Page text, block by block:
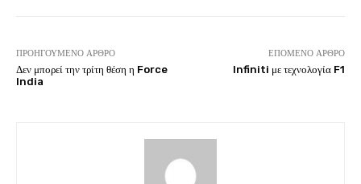
ΠΡΟΗΓΟΎΜΕΝΟ ΆΡΘΡΟ
Δεν μπορεί την τρίτη θέση η Force
India
ΕΠΌΜΕΝΟ ΆΡΘΡΟ
Infiniti με τεχνολογία F1